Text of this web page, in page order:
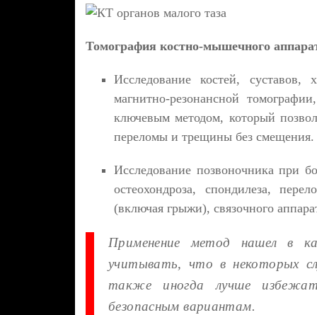
Томография костно-мышечного
Исследование костей,
магнитно-резонансной
ключевым методом, который
переломы и трещины без смещения.
Исследование позвоночника при
остеохондроза, спондилеза,
(включая грыжи), связочного
Применение метод нашел в
учитывать, что в некоторых
также иногда лучше
безопасным вариантам.